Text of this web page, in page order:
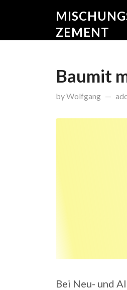
ZEMENT
Baumit
byWolfgang on
Bei Neu- und